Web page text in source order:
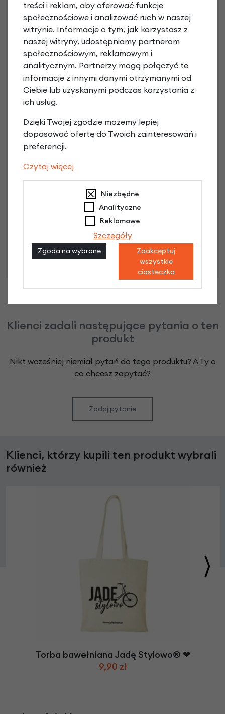
Raty 0%
3 miesiące nie płacisz
Raty do 60 miesięcy
Niniejsza propozycja nie stanowi oferty w rozumieniu art.
66 Kodeksu Cywilnego. Ostateczna decyzja o warunkach
i przyznaniu kredytu zostanie podjęta po ocenie
zdolności kredytowej.
Klienci zadali następujące pytania o ten
produkt
Nikt wcześniej niemiał pytań do tego produktu? A Ty o
co chcesz zapytać?
Zadaj pytanie
Klienci, którzy kupili ten produkt wybrali
również
Torba bawełniana Jadę Stylowo® ❤
9,90 zł
treści i reklam, aby oferować funkcje
społecznościowe i analizować ruch w naszej
witrynie. Informacje o tym, jak korzystasz z
naszej witryny, udostępniamy partnerom
społecznościowym, reklamowym i
analitycznym. Partnerzy mogą połączyć te
informacje z innymi danymi otrzymanymi od
Ciebie lub uzyskanymi podczas korzystania z
ich usług.
Dzięki Twojej zgodzie możemy lepiej
dopasować ofertę do Twoich zainteresowań i
preferencji.
Czytaj więcej
Niezbędne
Analityczne
Reklamowe
Szczegóły
Zgoda na wybrane
Zaakceptuj
wszystkie
ciasteczka